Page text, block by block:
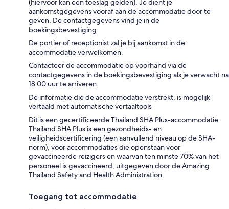
aankomstgegevens vooraf aan de accommodatie door te
geven. De contactgegevens vind je in de
boekingsbevestiging.
De portier of receptionist zal je bij aankomst in de
accommodatie verwelkomen.
Contacteer de accommodatie op voorhand via de
contactgegevens in de boekingsbevestiging als je verwacht na
18.00 uur te arriveren.
De informatie die de accommodatie verstrekt, is mogelijk
vertaald met automatische vertaaltools
Dit is een gecertificeerde Thailand SHA Plus-accommodatie.
Thailand SHA Plus is een gezondheids- en
veiligheidscertificering (een aanvullend niveau op de SHA-
norm), voor accommodaties die openstaan voor
gevaccineerde reizigers en waarvan ten minste 70% van het
personeel is gevaccineerd, uitgegeven door de Amazing
Thailand Safety and Health Administration.
Toegang tot accommodatie